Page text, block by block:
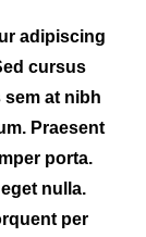
adipiscing
cursus
at nibh
Praesent
porta.
nulla.
per